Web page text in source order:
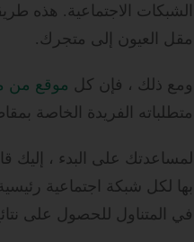
الشبكات الاجتماعية. هذه
مقل العيون إلى متجرك.
ومع ذلك ، فإن كل موقع من
متطلباته الفريدة الخاصة
لمساعدتك على البدء ، إليك
بها لكل شبكة اجتماعية
في المتناول للحصول على